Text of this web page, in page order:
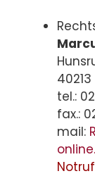
tel.:
fax.:
mail: